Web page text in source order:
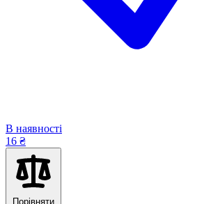
В наявності
16 ₴
Порівняти